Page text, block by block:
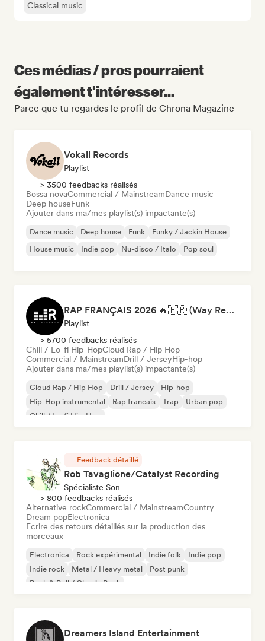
Classical music
Ces médias / pros pourraient
également t'intéresser...
Parce que tu regardes le profil de Chrona Magazine
Vokall Records
Playlist
> 3500 feedbacks réalisés
Bossa novaCommercial / MainstreamDance music
Deep houseFunk
Ajouter dans ma/mes playlist(s) impactante(s)
Dance music Deep house Funk
Funky / Jackin House
House music
Indie pop Nu-disco / Italo Pop soul
RAP FRANÇAIS 2026 🔥🇫🇷 (Way Records)
Playlist
> 5700 feedbacks réalisés
Chill / Lo-fi Hip-HopCloud Rap / Hip Hop
Commercial / MainstreamDrill / JerseyHip-hop
Ajouter dans ma/mes playlist(s) impactante(s)
Cloud Rap / Hip Hop Drill / Jersey
Hip-hop
Hip-Hop instrumental
Rap francais Trap
Urban pop
Chill / Lo-fi Hip-Hop
Feedback détaillé
Rob Tavaglione/Catalyst Recording
Spécialiste Son
> 800 feedbacks réalisés
Alternative rockCommercial / MainstreamCountry
Dream popElectronica
Ecrire des retours détaillés sur la production des
morceaux
Electronica Rock expérimental Indie folk
Indie pop
Indie rock
Metal / Heavy metal
Post punk
Rock & Roll / Classic Rock
Dreamers Island Entertainment